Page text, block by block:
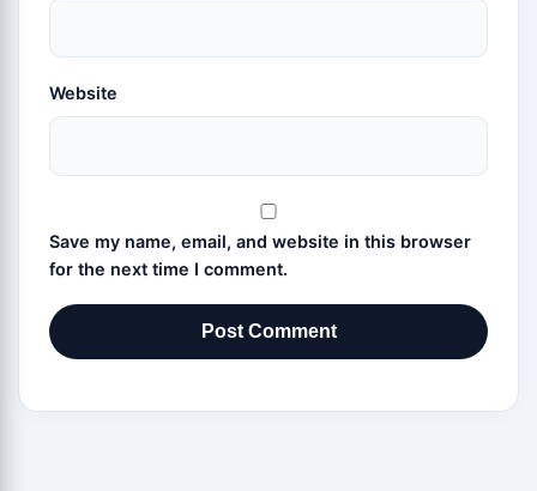
Website
Save my name, email, and website in this browser
for the next time I comment.